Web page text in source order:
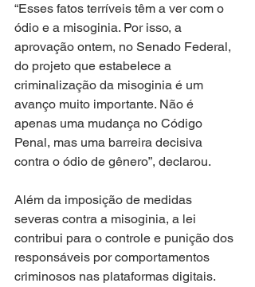
“Esses fatos terríveis têm a ver com o
ódio e a misoginia. Por isso, a
aprovação ontem, no Senado Federal,
do projeto que estabelece a
criminalização da misoginia é um
avanço muito importante. Não é
apenas uma mudança no Código
Penal, mas uma barreira decisiva
contra o ódio de gênero”, declarou.
Além da imposição de medidas
severas contra a misoginia, a lei
contribui para o controle e punição dos
responsáveis por comportamentos
criminosos nas plataformas digitais.